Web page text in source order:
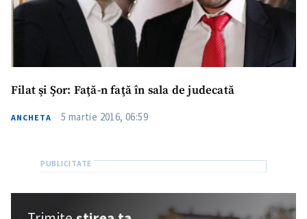
Filat şi Şor: Faţă-n faţă în sala de judecată
ANCHETA 5 martie 2016, 06:59